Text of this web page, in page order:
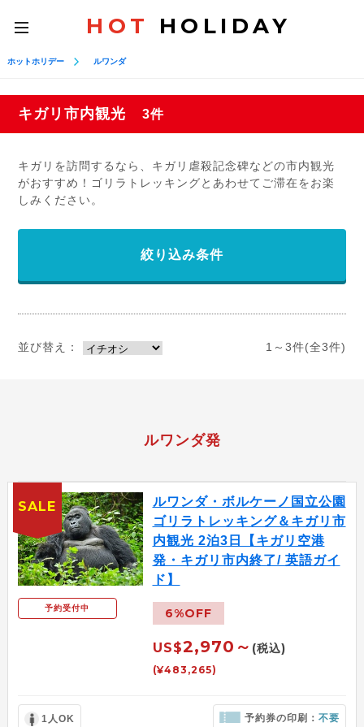
toggle
navigation
HOT HOLIDAY
ホットホリデー ルワンダ
キガリ市内観光 3件
キガリを訪問するなら、キガリ虐殺記念碑などの市内観光
がおすすめ！ゴリラトレッキングとあわせてご滞在をお楽
しみください。
絞り込み条件
並び替え： 1～3件(全3件)
ルワンダ発
予約受付中
ルワンダ・ボルケーノ国立公園
ゴリラトレッキング＆キガリ市
内観光 2泊3日【キガリ空港
発・キガリ市内終了/ 英語ガイ
ド】
6%OFF
US$2,970～ (税込)
(¥483,265)
1人OK 予約券の印刷：不要
SALE